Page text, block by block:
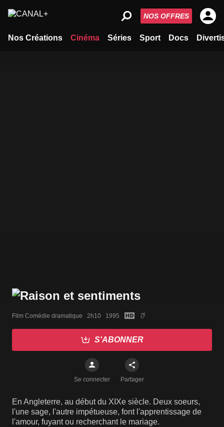
Nos Créations Cinéma Séries Sport Docs
NOS OFFRES
Film Comédie dramatique   2h10   1995
S'ABONNER
Se connecter Partager
En Angleterre, au début du XIXe siècle. Deux soeurs,
l'une sage, l'autre impétueuse, font l'apprentissage de
l'amour, fuyant ou recherchant le mariage.